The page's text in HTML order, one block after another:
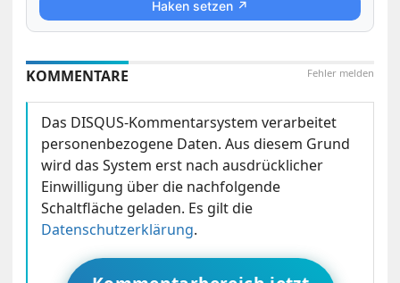
Haken setzen ↗
Fehler melden
KOMMENTARE
Das DISQUS-Kommentarsystem verarbeitet
personenbezogene Daten. Aus diesem Grund
wird das System erst nach ausdrücklicher
Einwilligung über die nachfolgende
Schaltfläche geladen. Es gilt die
Datenschutzerklärung.